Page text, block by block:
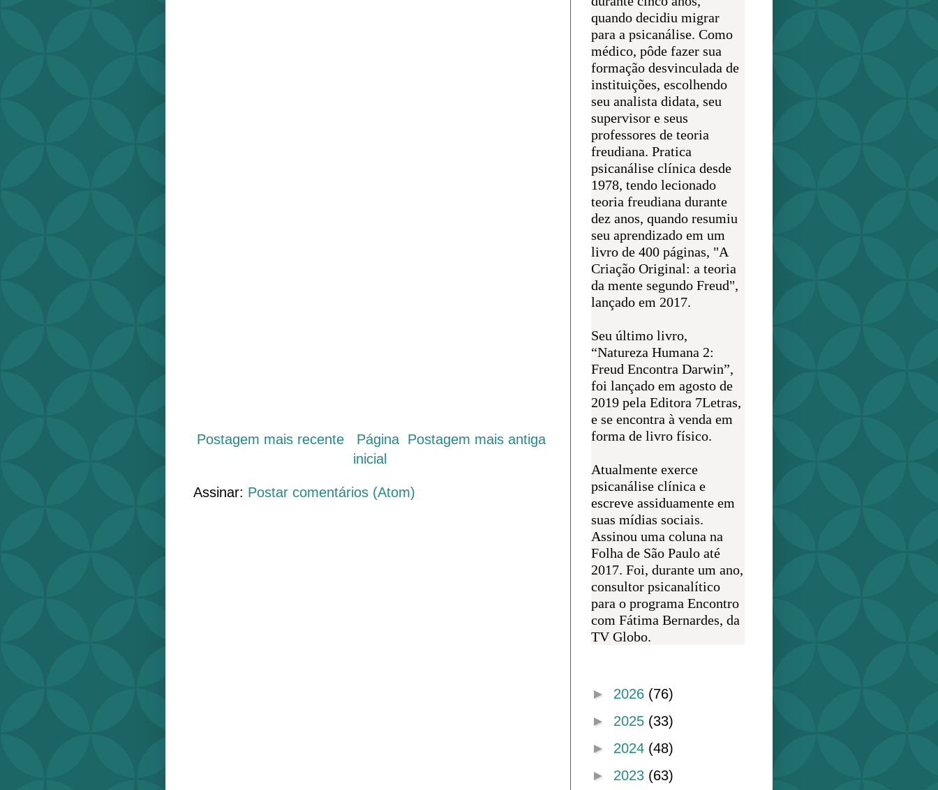
Postagem mais recente Postagem mais antiga
Página
inicial
Assinar: Postar comentários (Atom)
quando decidiu migrar
para a psicanálise. Como
médico, pôde fazer sua
formação desvinculada de
instituições, escolhendo
seu analista didata, seu
supervisor e seus
professores de teoria
freudiana. Pratica
psicanálise clínica desde
1978, tendo lecionado
teoria freudiana durante
dez anos, quando resumiu
seu aprendizado em um
livro de 400 páginas, "A
Criação Original: a teoria
da mente segundo Freud",
lançado em 2017.
Seu último livro,
“Natureza Humana 2:
Freud Encontra Darwin”,
foi lançado em agosto de
2019 pela Editora 7Letras,
e se encontra à venda em
forma de livro físico.
Atualmente exerce
psicanálise clínica e
escreve assiduamente em
suas mídias sociais.
Assinou uma coluna na
Folha de São Paulo até
2017. Foi, durante um ano,
consultor psicanalítico
para o programa Encontro
com Fátima Bernardes, da
TV Globo.
► 2026 (76)
► 2025 (33)
► 2024 (48)
► 2023 (63)